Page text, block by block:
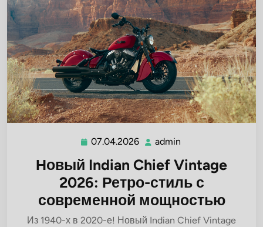
07.04.2026 07.04.2026
admin
Новый Indian Chief Vintage
2026: Ретро-стиль с
современной мощностью
Из 1940-х в 2020-е! Новый Indian Chief Vintage